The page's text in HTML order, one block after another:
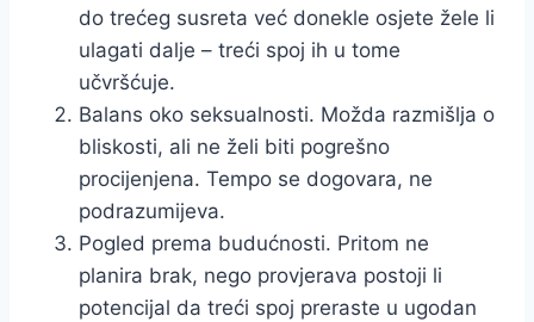
do trećeg susreta već donekle osjete žele li
ulagati dalje – treći spoj ih u tome
učvršćuje.
Balans oko seksualnosti. Možda razmišlja o
bliskosti, ali ne želi biti pogrešno
procijenjena. Tempo se dogovara, ne
podrazumijeva.
Pogled prema budućnosti. Pritom ne
planira brak, nego provjerava postoji li
potencijal da treći spoj preraste u ugodan